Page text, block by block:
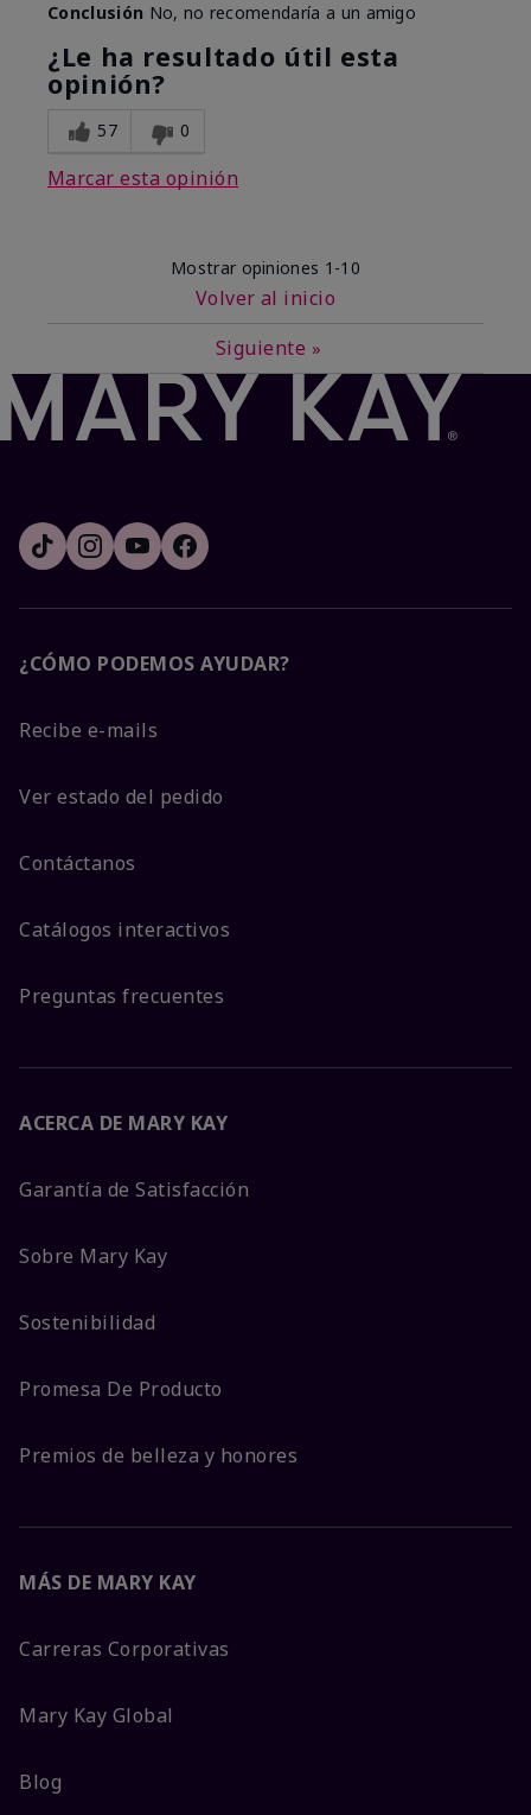
Conclusión No, no recomendaría a un amigo
¿Le ha resultado útil esta
opinión?
57 0
Marcar esta opinión
Mostrar opiniones 1-10
Volver al inicio
Siguiente »
¿CÓMO PODEMOS AYUDAR?
Recibe e-mails
Ver estado del pedido
Contáctanos
Catálogos interactivos
Preguntas frecuentes
ACERCA DE MARY KAY
Garantía de Satisfacción
Sobre Mary Kay
Sostenibilidad
Promesa De Producto
Premios de belleza y honores
MÁS DE MARY KAY
Carreras Corporativas
Mary Kay Global
Blog